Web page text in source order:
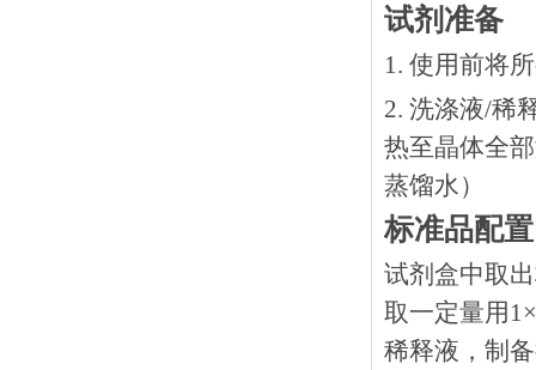
试剂准备
1. 使用前将
2. 洗涤液/稀
热⾄晶体全
蒸馏水）
标准品配置
试剂盒中取
取一定量用
稀释液，制